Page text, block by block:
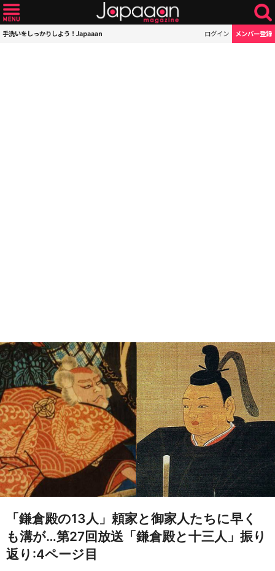
手洗いをしっかりしよう！Japaaan ログイン メンバー登録
「鎌倉殿の13人」頼家と御家人たちに早く
も溝が…第27回放送「鎌倉殿と十三人」振り
返り:4ページ目